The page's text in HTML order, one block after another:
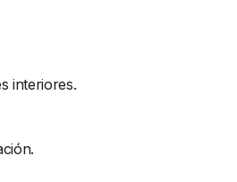
interiores.